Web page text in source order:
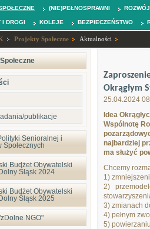
(NIE)PEŁNOSPRAWNI
I DROGI KOLEJE BEZPIECZEŃSTWO
Projekty Społeczne Aktualności
publikacje
Senioralnej i
Społecznych
Budżet Obywatelski
Śląsk 2024
Budżet Obywatelski
Śląsk 2025
NGO"
Okrągłym
25.04.2024
Idea
Wspólnotę
najbardziej
ma służyć
Chcemy
1)
2)
3) zmianach
4) pełnym
5)